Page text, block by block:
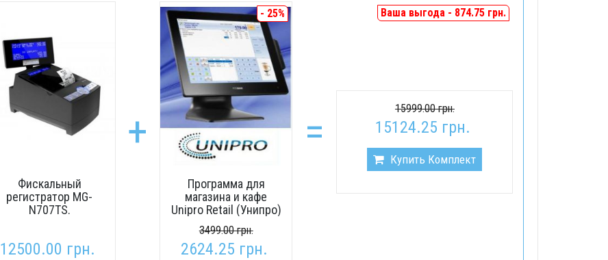
Фискальный
регистратор MG-
N707TS.
12500.00 грн.
+
- 25%
Программа для
магазина и кафе
Unipro Retail (Унипро)
3499.00 грн.
2624.25 грн.
=
Ваша выгода - 874.75 грн.
15999.00 грн.
15124.25 грн.
Купить Комплект